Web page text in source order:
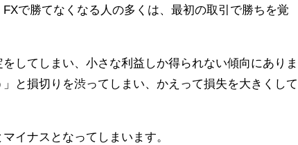
で勝てなくなる人の多くは、最初の取引で勝ちを覚
してしまい、小さな利益しか得られない傾向にありま
と損切りを渋ってしまい、かえって損失を大きくして
イナスとなってしまいます。